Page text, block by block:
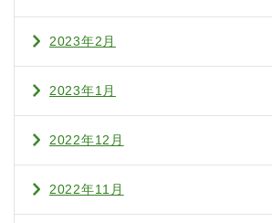
2023年2月
2023年1月
2022年12月
2022年11月